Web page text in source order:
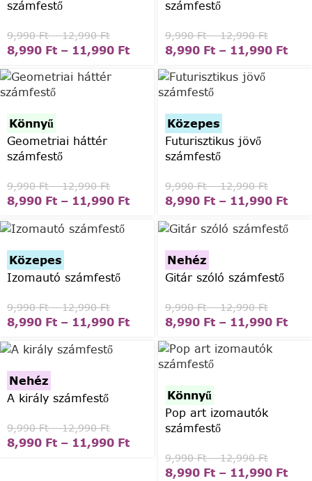
számfestő
9,990Ft – 12,990Ft
8,990 Ft – 11,990 Ft
számfestő
9,990Ft – 12,990Ft
8,990 Ft – 11,990 Ft
Könnyű
Geometriai háttér
számfestő
9,990Ft – 12,990Ft
8,990 Ft – 11,990 Ft
Közepes
Futurisztikus jövő
számfestő
9,990Ft – 12,990Ft
8,990 Ft – 11,990 Ft
Közepes
Izomautó számfestő
9,990Ft – 12,990Ft
8,990 Ft – 11,990 Ft
Nehéz
Gitár szóló számfestő
9,990Ft – 12,990Ft
8,990 Ft – 11,990 Ft
Nehéz
A király számfestő
9,990Ft – 12,990Ft
8,990 Ft – 11,990 Ft
Könnyű
Pop art izomautók
számfestő
9,990Ft – 12,990Ft
8,990 Ft – 11,990 Ft